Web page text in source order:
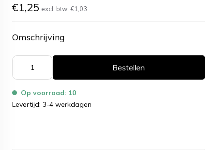
€1,25 excl. btw: €1,03
Omschrijving
Bestellen
Op voorraad: 10
Levertijd: 3-4 werkdagen